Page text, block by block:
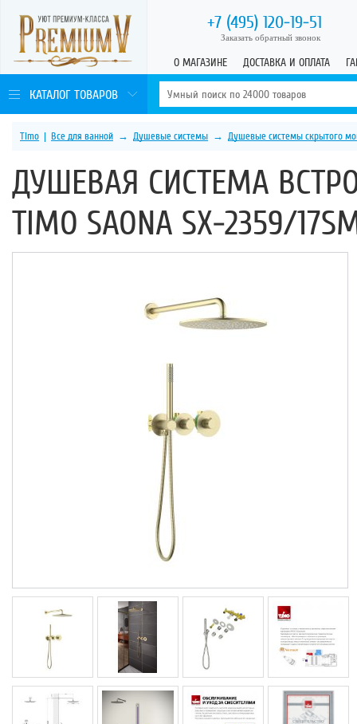
+7 (495) 120-19-51
Заказать обратный звонок
О МАГАЗИНЕ ДОСТАВКА И ОПЛАТА
КАТАЛОГ ТОВАРОВ
Timo | Все для ванной → Душевые системы → Душевые системы скрытого
ДУШЕВАЯ СИСТЕМА
TIMO SAONA SX-2359/